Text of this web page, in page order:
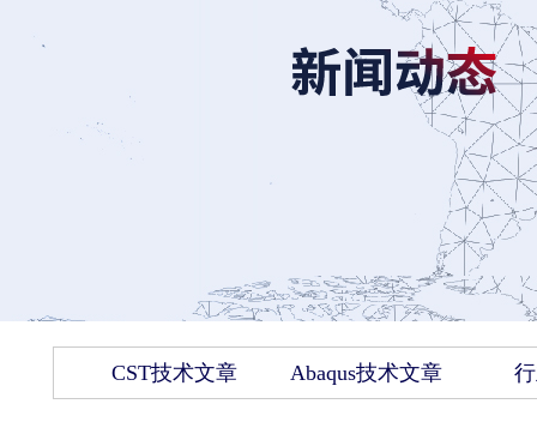
CST技术文章 Abaqus技术文章